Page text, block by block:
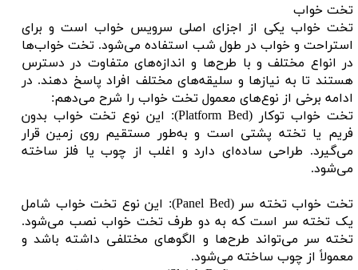
تخت خواب
تخت خواب یکی از اجزای اصلی سرویس خواب است و برای
استراحت و خواب در طول شب استفاده می‌شود. تخت خواب‌ها
در انواع مختلف و با طرح‌ها و اندازه‌های متفاوت در دسترس
هستند تا به نیازها و سلیقه‌های مختلف افراد پاسخ دهند. در
ادامه برخی از نوع‌های معمول تخت خواب را شرح می‌دهم:
تخت خواب توکار (Platform Bed): این نوع تخت خواب بدون
فریم یا تخته پشتی است و به‌طور مستقیم روی زمین قرار
می‌گیرد. طراحی ساده‌ای دارد و اغلب از چوب یا فلز ساخته
می‌شود.
تخت خواب تخته سر (Panel Bed): این نوع تخت خواب شامل
یک تخته سر است که به دو طرف تخت خواب نصب می‌شود.
تخته سر می‌تواند طرح‌ها و الگوهای مختلفی داشته باشد و
معمولاً از چوب ساخته می‌شود.